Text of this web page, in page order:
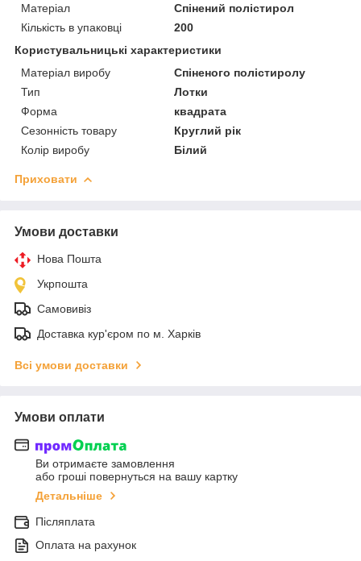
Матеріал
Спінений полістирол
Кількість в упаковці
200
Користувальницькі характеристики
Матеріал виробу
Спіненого полістиролу
Тип
Лотки
Форма
квадрата
Сезонність товару
Круглий рік
Колір виробу
Білий
Приховати
Умови доставки
Нова Пошта
Укрпошта
Самовивіз
Доставка кур'єром по м. Харків
Всі умови доставки
Умови оплати
Ви отримаєте замовлення
або гроші повернуться на вашу картку
Детальніше
Післяплата
Оплата на рахунок